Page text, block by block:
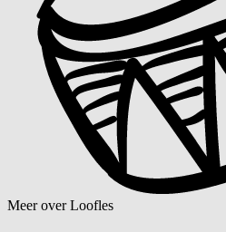
Meer over Loofles